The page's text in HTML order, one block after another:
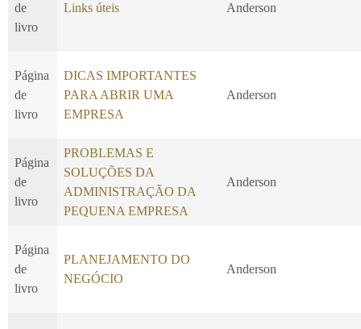
de
livro
Links úteis Anderson
Página
de
livro
DICAS IMPORTANTES
PARA ABRIR UMA
EMPRESA
Anderson
Página
de
livro
PROBLEMAS E
SOLUÇÕES DA
ADMINISTRAÇÃO DA
PEQUENA EMPRESA
Anderson
Página
de
livro
PLANEJAMENTO DO
NEGÓCIO
Anderson